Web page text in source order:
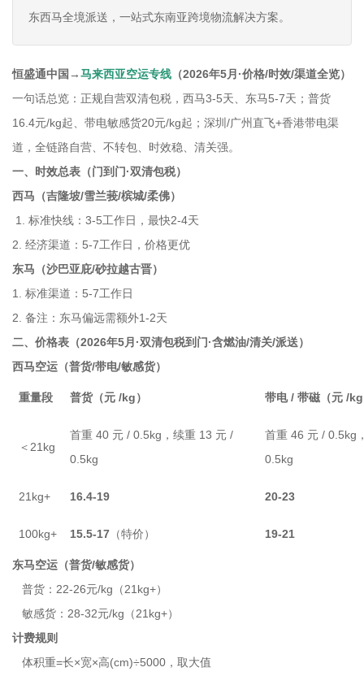
东西马全境派送，一站式东南亚跨境物流解决方案。
恒盛通中国→马来西亚空运专线 （2026年5月·价格/时效/渠道全览）
一句话总览：正规自营双清包税，西马3-5天、东马5-7天；普货
16.4元/kg起、带电敏感货20元/kg起；深圳/广州直飞+香港带电渠
道，全链路自营、不转包、时效稳、清关强。
一、时效总表（门到门·双清包税）
西马（吉隆坡/雪兰莪/槟城/柔佛）
1. 标准快线：3-5工作日，最快2-4天
2. 经济渠道：5-7工作日，价格更优
东马（沙巴亚庇/砂拉越古晋）
1. 标准渠道：5-7工作日
2. 备注：东马偏远需额外1-2天
二、价格表（2026年5月·双清包税到门·含燃油/清关/派送）
西马空运（普货/带电/敏感货）
重量段 普货（元 /kg） 带电 / 带磁（元 /
＜21kg
首重 40 元 / 0.5kg，续重 13 元 /
0.5kg
首重 46 元 / 0.5kg
0.5kg
21kg+ 16.4-19 20-23
100kg+ 15.5-17 （特价） 19-21
东马空运（普货/敏感货）
普货：22-26元/kg（21kg+）
敏感货：28-32元/kg（21kg+）
计费规则
体积重=长×宽×高(cm)÷5000，取大值